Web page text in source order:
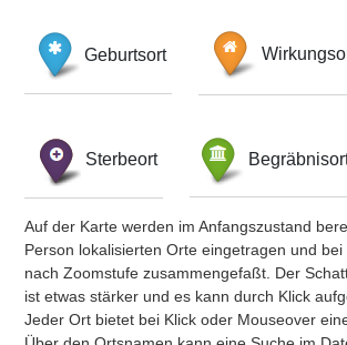
Geburtsort
Sterbeort
Auf der Karte werden im Anfangszustand
Person lokalisierten Orte eingetragen und
nach Zoomstufe zusammengefaßt. Der
ist etwas stärker und es kann durch Klick
Jeder Ort bietet bei Klick oder Mouseover